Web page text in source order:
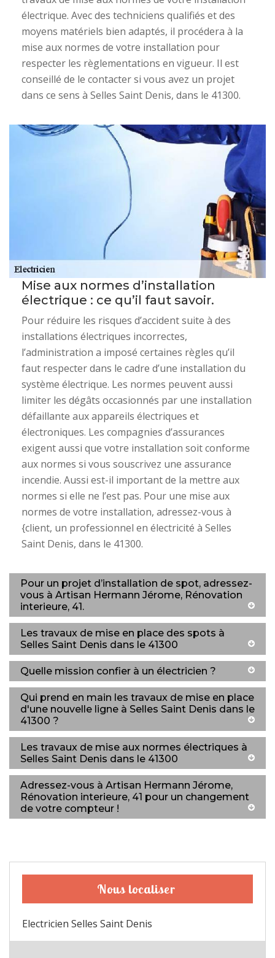
électrique. Avec des techniciens qualifiés et des
moyens matériels bien adaptés, il procédera à la
mise aux normes de votre installation pour
respecter les règlementations en vigueur. Il est
conseillé de le contacter si vous avez un projet
dans ce sens à Selles Saint Denis, dans le 41300.
Mise aux normes d’installation
électrique : ce qu’il faut savoir.
Pour réduire les risques d’accident suite à des
installations électriques incorrectes,
l’administration a imposé certaines règles qu’il
faut respecter dans le cadre d’une installation du
système électrique. Les normes peuvent aussi
limiter les dégâts occasionnés par une installation
défaillante aux appareils électriques et
électroniques. Les compagnies d’assurances
exigent aussi que votre installation soit conforme
aux normes si vous souscrivez une assurance
incendie. Aussi est-il important de la mettre aux
normes si elle ne l’est pas. Pour une mise aux
normes de votre installation, adressez-vous à
{client, un professionnel en électricité à Selles
Saint Denis, dans le 41300.
Pour un projet d’installation de spot, adressez-
vous à Artisan Hermann Jérome, Rénovation
interieure, 41.
Les travaux de mise en place des spots à
Selles Saint Denis dans le 41300
Quelle mission confier à un électricien ?
Qui prend en main les travaux de mise en place
d'une nouvelle ligne à Selles Saint Denis dans le
41300 ?
Les travaux de mise aux normes électriques à
Selles Saint Denis dans le 41300
Adressez-vous à Artisan Hermann Jérome,
Rénovation interieure, 41 pour un changement
de votre compteur !
Nous localiser
Electricien Selles Saint Denis